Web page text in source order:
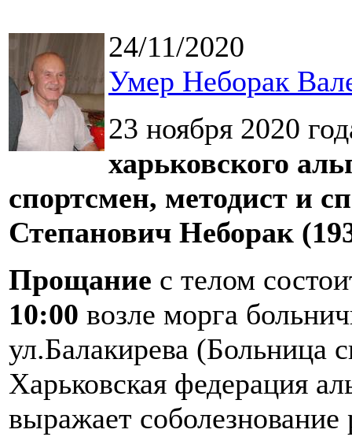
24/11/2020
Умер Неборак
23 ноября 2020
харьковского
спортсмен, методист и
Степанович Неборак
Прощание с телом
10:00 возле морга
ул.Балакирева
Харьковская федерация
выражает